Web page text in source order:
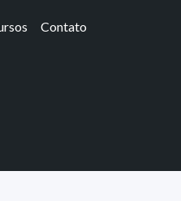
Contato